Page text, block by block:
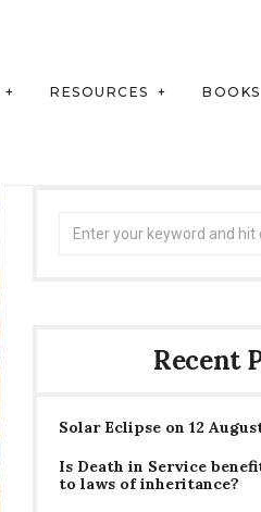
RESOURCES BOOKS
Recent
Solar Eclipse on 12
Is Death in Service
to laws of inheritance?